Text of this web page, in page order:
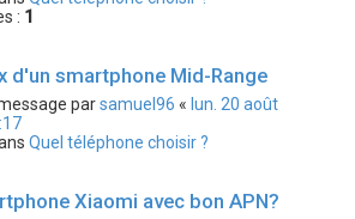
: 1
d'un smartphone Mid-Range
parsamuel96 « lun. 20 août
Quel téléphone choisir ?
Xiaomi avec bon APN?